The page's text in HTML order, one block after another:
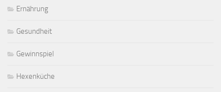
Ernährung
Gesundheit
Gewinnspiel
Hexenküche